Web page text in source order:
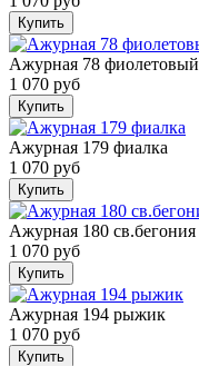
Купить
Ажурная 78 фиолетовый
1 070 руб
Купить
Ажурная 179 фиалка
1 070 руб
Купить
Ажурная 180 св.бегония
1 070 руб
Купить
Ажурная 194 рыжик
1 070 руб
Купить